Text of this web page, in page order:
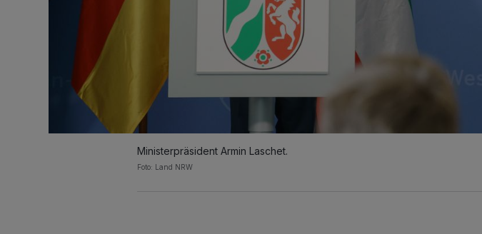
Ministerpräsident Armin Laschet.
Foto: Land NRW